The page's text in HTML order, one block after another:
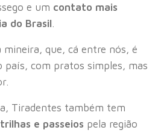
e um contato mais
do Brasil.
mineira, que, cá entre nós, é
país, com pratos simples, mas
Tiradentes também tem
trilhas e passeios pela região